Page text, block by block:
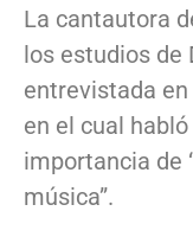
La cantautora
los estudios de
entrevistada en
en el cual
importancia de
música”.